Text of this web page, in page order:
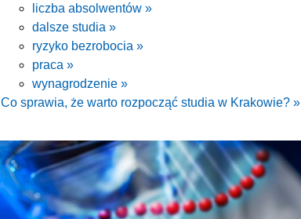
liczba absolwentów »
dalsze studia »
ryzyko bezrobocia »
praca »
wynagrodzenie »
Co sprawia, że warto rozpocząć studia w Krakowie? »